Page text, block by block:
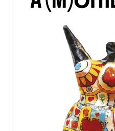
RASSEGNA STAMPA